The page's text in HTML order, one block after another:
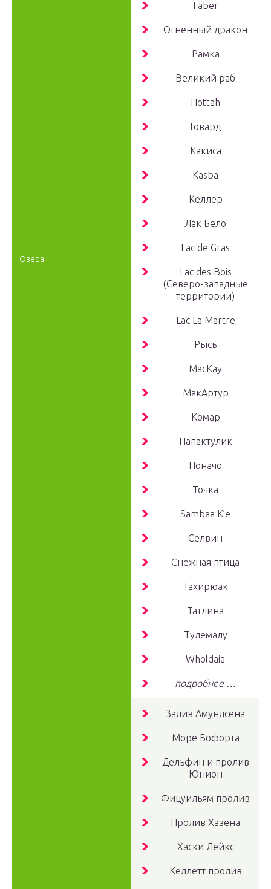
Озера
Faber
Огненный дракон
Рамка
Великий раб
Hottah
Говард
Какиса
Kasba
Келлер
Лак Бело
Lac de Gras
Lac des Bois
(Северо-западные
территории)
Lac La Martre
Рысь
MacKay
МакАртур
Комар
Напактулик
Ноначо
Точка
Sambaa K’e
Селвин
Снежная птица
Тахирюак
Татлина
Тулемалу
Wholdaia
подробнее …
Залив Амундсена
Море Бофорта
Дельфин и пролив
Юнион
Фицуильям пролив
Пролив Хазена
Хаски Лейкс
Келлетт пролив